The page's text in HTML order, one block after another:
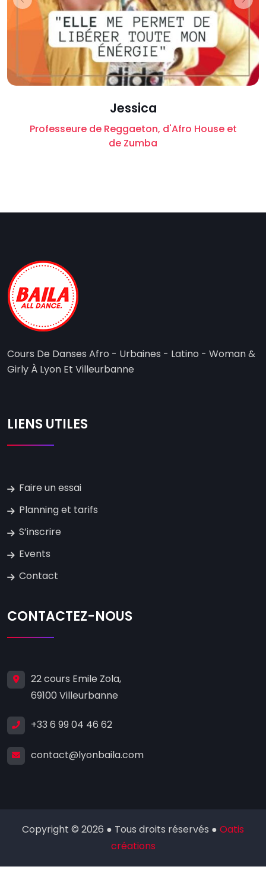
Jessica
Professeure de Reggaeton, d'Afro House et
de Zumba
Cours De Danses Afro - Urbaines - Latino - Woman &
Girly À Lyon Et Villeurbanne
LIENS UTILES
Faire un essai
Planning et tarifs
S’inscrire
Events
Contact
CONTACTEZ-NOUS
22 cours Emile Zola,
69100 Villeurbanne
+33 6 99 04 46 62
contact@lyonbaila.com
Copyright © 2026 ● Tous droits réservés ● Oatis
créations